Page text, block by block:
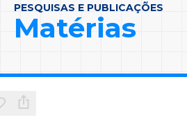
PESQUISAS E PUBLICAÇÕES
Matérias